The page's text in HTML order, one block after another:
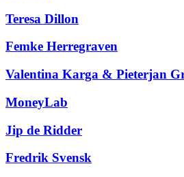
Teresa Dillon
Femke Herregraven
Valentina Karga & Pieterjan
MoneyLab
Jip de Ridder
Fredrik Svensk